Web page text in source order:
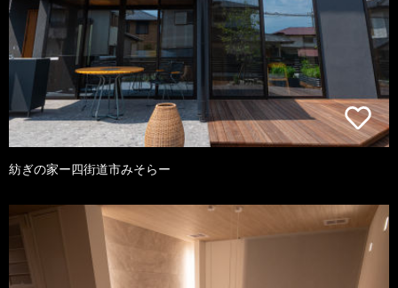
紡ぎの家ー四街道市みそらー